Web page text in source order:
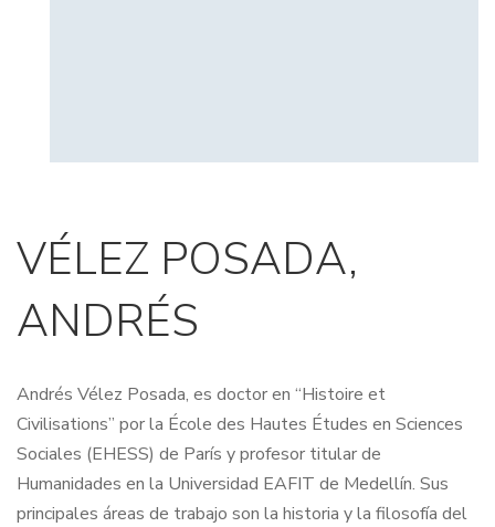
VÉLEZ POSADA,
ANDRÉS
Andrés Vélez Posada, es doctor en “Histoire et
Civilisations” por la École des Hautes Études en Sciences
Sociales (EHESS) de París y profesor titular de
Humanidades en la Universidad EAFIT de Medellín. Sus
principales áreas de trabajo son la historia y la filosofía del